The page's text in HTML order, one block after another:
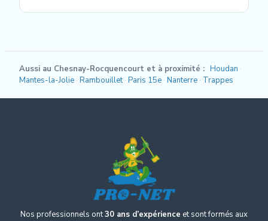
Aussi au Chesnay-Rocquencourt et à proximité : Houdan
Mantes-la-Jolie Rambouillet Paris 15e Nanterre Trappes
Nos professionnels ont30 ans d’expérience et sont formés aux